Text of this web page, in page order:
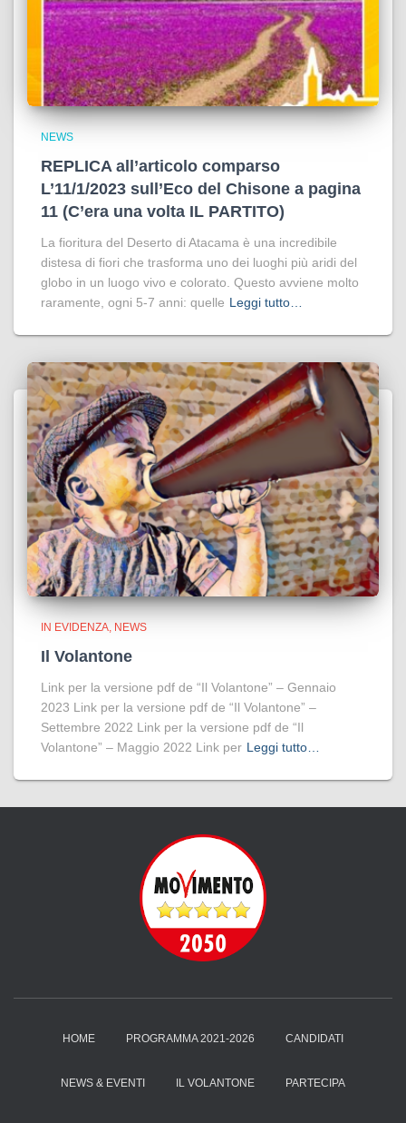
NEWS
REPLICA all’articolo comparso
L’11/1/2023 sull’Eco del Chisone a pagina
11 (C’era una volta IL PARTITO)
La fioritura del Deserto di Atacama è una incredibile
distesa di fiori che trasforma uno dei luoghi più aridi del
globo in un luogo vivo e colorato. Questo avviene molto
raramente, ogni 5-7 anni: quelle Leggi tutto…
IN EVIDENZA NEWS
Il Volantone
Link per la versione pdf de “Il Volantone” – Gennaio
2023 Link per la versione pdf de “Il Volantone” –
Settembre 2022 Link per la versione pdf de “Il
Volantone” – Maggio 2022 Link per Leggi tutto…
HOME PROGRAMMA 2021-2026 CANDIDATI
NEWS & EVENTI IL VOLANTONE PARTECIPA